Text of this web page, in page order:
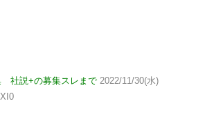
社説+の募集スレまで 2022/11/30(水)